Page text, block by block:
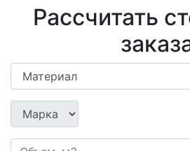
Рассчитать